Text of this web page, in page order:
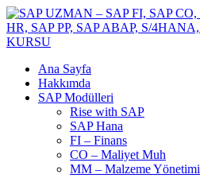
Ana Sayfa
Hakkımda
SAP Modülleri
Rise with SAP
SAP Hana
FI – Finans
CO – Maliyet Muh
MM – Malzeme Yönetimi